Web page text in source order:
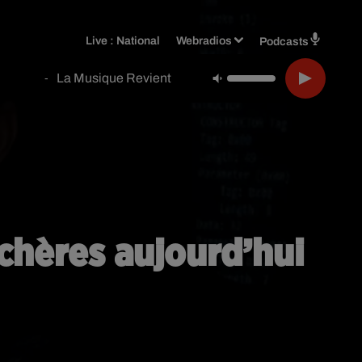
Live : National Webradios Podcasts
- La Musique Revient
aujourd’hui